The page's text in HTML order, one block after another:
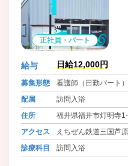
正社員・パート
給与 日給12,000円
募集形態
看護師（日勤パート）
配属
訪問入浴
住所
福井県福井市灯明寺
アクセス
えちぜん鉄道三国芦
診療科目
訪問入浴